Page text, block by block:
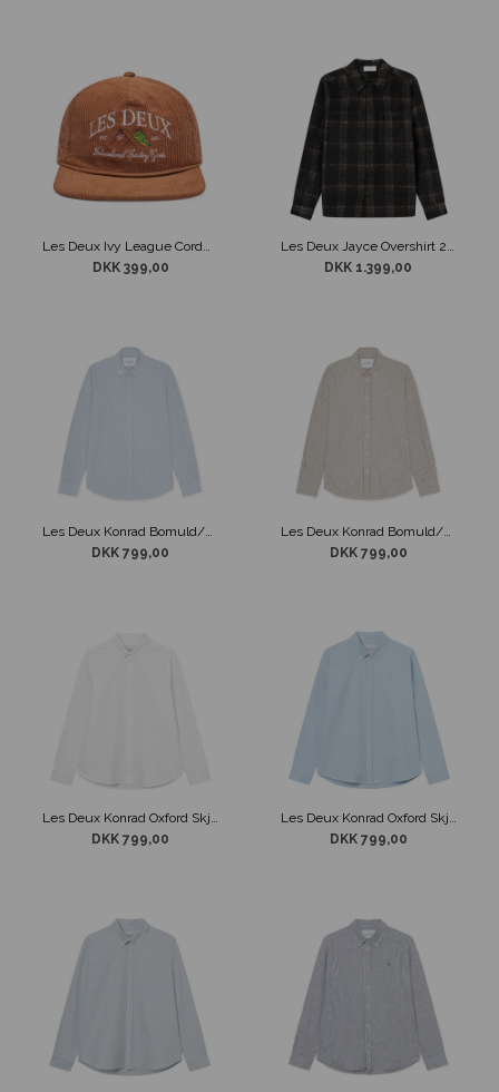
Les Deux Ivy League Corduroy Cap Brun
DKK 399,00
Les Deux Jayce Overshirt 2.0 Sort & Grå
DKK 1.399,00
Les Deux Konrad Bomuld/Hør Skjorte Blåstripet
DKK 799,00
Les Deux Konrad Bomuld/Hør Skjorte Brunstripet
DKK 799,00
Les Deux Konrad Oxford Skjorte m/ Stræk Hvid
DKK 799,00
Les Deux Konrad Oxford Skjorte m/ Stræk Lyseblå
DKK 799,00